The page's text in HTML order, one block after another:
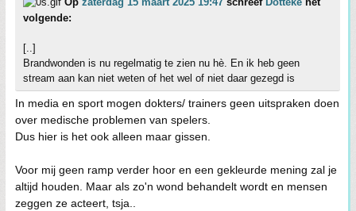
volgende:
[..]
Brandwonden is nu regelmatig te zien nu hè. En ik heb geen
stream aan kan niet weten of het wel of niet daar gezegd is
In media en sport mogen dokters/ trainers geen uitspraken doen
over medische problemen van spelers.
Dus hier is het ook alleen maar gissen.
Voor mij geen ramp verder hoor en een gekleurde mening zal je
altijd houden. Maar als zo'n wond behandelt wordt en mensen
zeggen ze acteert, tsja..